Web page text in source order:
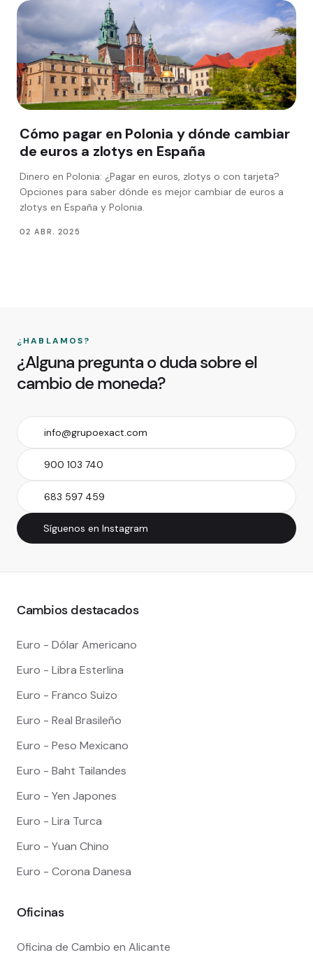
Cómo pagar en Polonia y dónde cambiar
de euros a zlotys en España
Dinero en Polonia: ¿Pagar en euros, zlotys o con tarjeta?
Opciones para saber dónde es mejor cambiar de euros a
zlotys en España y Polonia.
02 ABR. 2025
¿HABLAMOS?
¿Alguna pregunta o duda sobre el
cambio de moneda?
info@grupoexact.com
900 103 740
683 597 459
Síguenos en Instagram
Cambios destacados
Euro - Dólar Americano
Euro - Libra Esterlina
Euro - Franco Suizo
Euro - Real Brasileño
Euro - Peso Mexicano
Euro - Baht Tailandes
Euro - Yen Japones
Euro - Lira Turca
Euro - Yuan Chino
Euro - Corona Danesa
Oficinas
Oficina de Cambio en Alicante